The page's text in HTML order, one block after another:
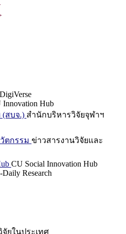
Innovation Hub
(สบจ.) สำนักบริหารวิจัยจุฬาฯ
ตกรรม ข่าวสารงานวิจัยและ
CU Social Innovation Hub
Research
ยในประเทศ